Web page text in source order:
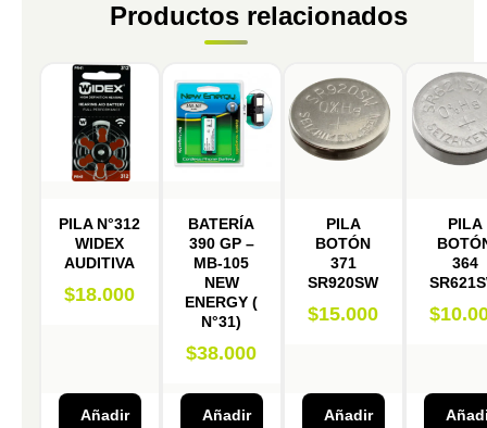
Productos relacionados
PILA N°312
WIDEX
AUDITIVA
$18.000
Añadir
BATERÍA
390 GP –
MB-105
NEW
ENERGY (
N°31)
$38.000
Añadir
PILA
BOTÓN
371
SR920SW
$15.000
Añadir
PILA
364
$